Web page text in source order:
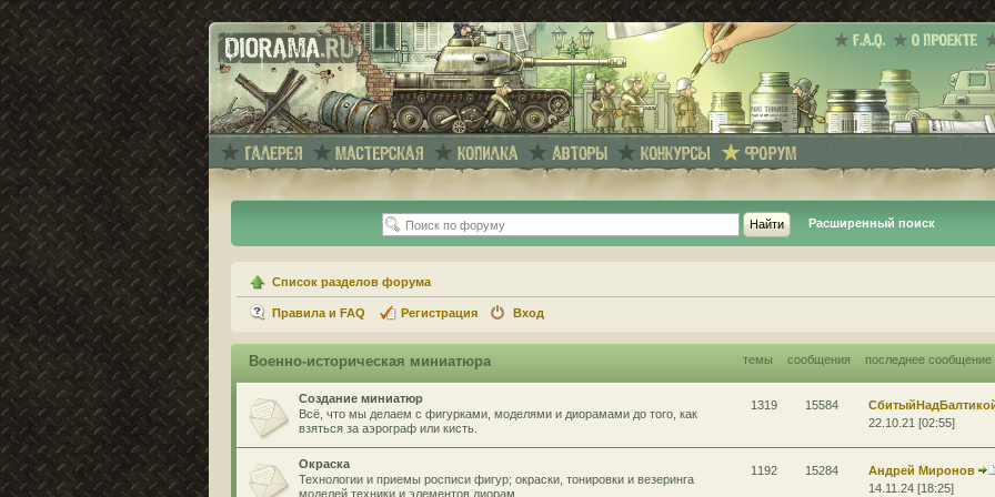
Расширенный поиск
Список разделов форума
Правила и FAQ Регистрация Вход
Военно-историческая миниатюра темы сообщения последнее сообщение
Создание миниатюр
Всё, что мы делаем с фигурками, моделями и диорамами до того, как
взяться за аэрограф или кисть.
1319 15584
22.10.21 [02:55]
Окраска
Технологии и приемы росписи фигур; окраски, тонировки и везеринга
моделей техники и элементов диорам.
1192 15284
Андрей Миронов
14.11.24 [18:25]